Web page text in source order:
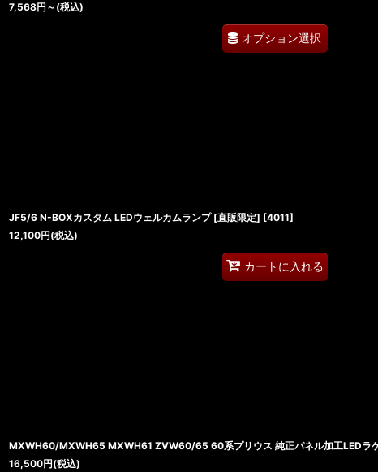
7,568円 ～ (税込)
オプション選択
JF5/6 N-BOXカスタム LEDウェルカムランプ [直販限定] [4011]
12,100円(税込)
カートに入れる
MXWH60/MXWH65 MXWH61 ZVW60/65 60系プリウス 純正パネル加工LEDラ
16,500円(税込)